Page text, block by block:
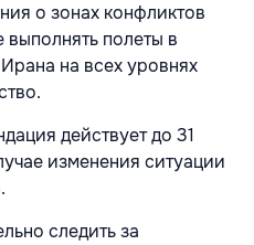
о зонах конфликтов
выполнять полеты в
на всех уровнях
действует до 31
изменения ситуации
следить за